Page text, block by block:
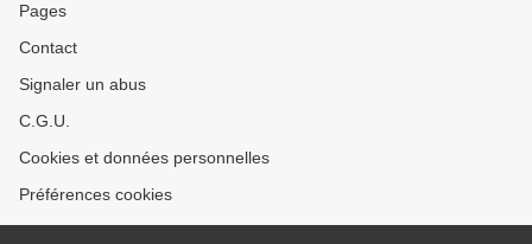
Pages
Contact
Signaler un abus
C.G.U.
Cookies et données personnelles
Préférences cookies